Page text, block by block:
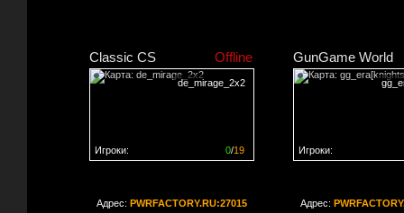
Classic CS Offline
de_mirage_2x2
0/19
Игроки:
GunGame World
Игроки:
Адрес: PWRFACTORY.RU:27015
Адрес: